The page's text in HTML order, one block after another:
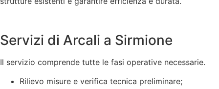
Servizi di Arcali a Sirmione
Il servizio comprende tutte le fasi operative necessarie.
Rilievo misure e verifica tecnica preliminare;